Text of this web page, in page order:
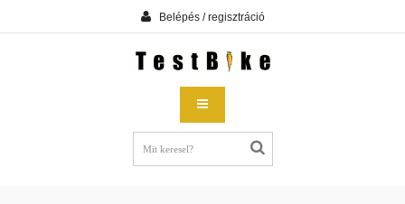
Belépés / regisztráció